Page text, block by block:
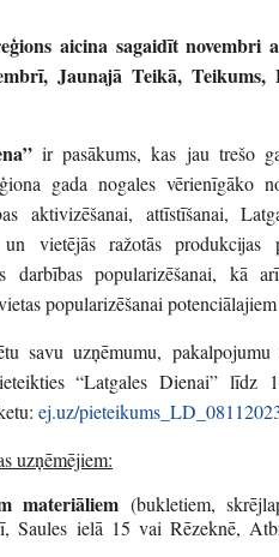
aicina sagaidīt novembri
Jaunajā Teikā, Teikums,
ir pasākums, kas jau trešo
gada nogales vērienīgāko
aktivizēšanai, attīstīšanai,
un vietējās ražotās produkcijas
darbības popularizēšanai, kā
popularizēšanai
savu uzņēmumu,
“Latgales Dienai” līdz
ej.uz/
uzņēmējiem:
materiāliem (bukletiem,
Saules ielā 15 vai Rēzeknē,